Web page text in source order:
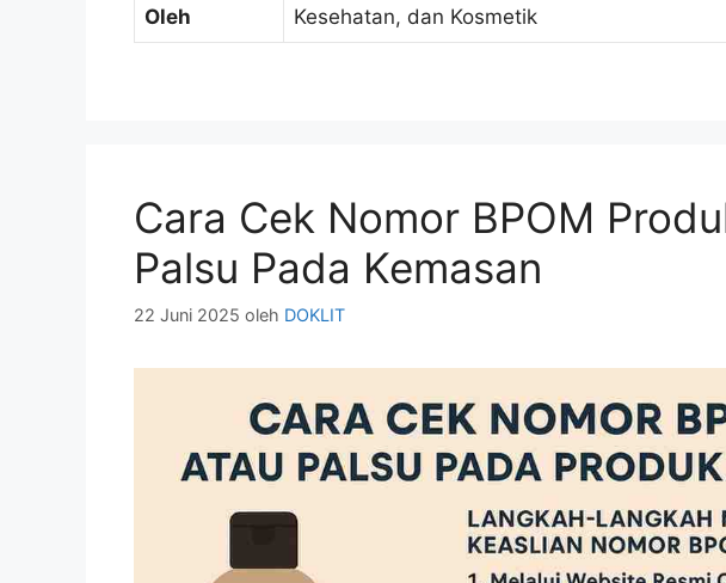
Oleh
Kesehatan, dan Kosmetik
Cara Cek Nomor BPOM
Palsu Pada Kemasan
22 Juni 2025 oleh DOKLIT